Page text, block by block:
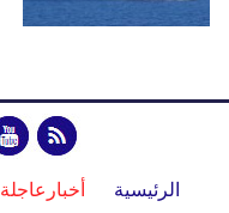
الرئيسية أخبارعاجلة